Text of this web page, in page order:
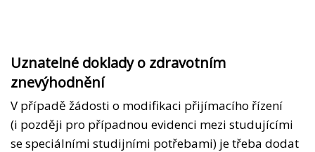
Uznatelné doklady o zdravotním
znevýhodnění
V případě žádosti o modifikaci přijímacího řízení
(i později pro případnou evidenci mezi studujícími
se speciálními studijními potřebami) je třeba dodat